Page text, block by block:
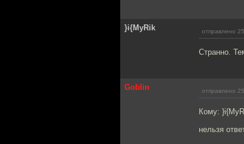
}i{MyRik отправлено
Странно.
Goblin отправлено
Кому:
нельзя